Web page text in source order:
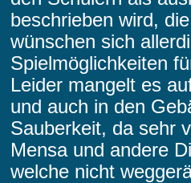
beschrieben wird,
wünschen sich
Spielmöglichkeiten
Leider mangelt es
und auch in den
Sauberkeit, da sehr
Mensa und andere
welche nicht